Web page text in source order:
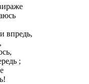
впредь,
;